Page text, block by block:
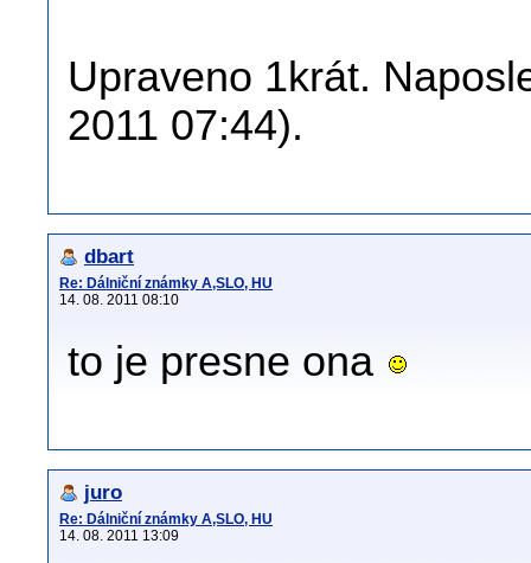
Upraveno 1krát.
2011 07:44).
dbart
Re: Dálniční známky A,SLO, HU
14. 08. 2011 08:10
to je presne ona
juro
Re: Dálniční známky A,SLO, HU
14. 08. 2011 13:09